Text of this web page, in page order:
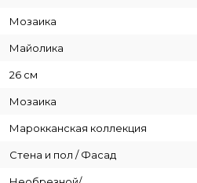
Мозаика
Майолика
26 см
Мозаика
Марокканская коллекция
Стена и пол / Фасад